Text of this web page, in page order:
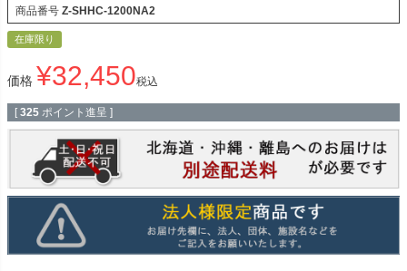
商品番号 Z-SHHC-1200NA2
在庫限り
価格 ¥32,450税込
[ 325 ポイント進呈 ]